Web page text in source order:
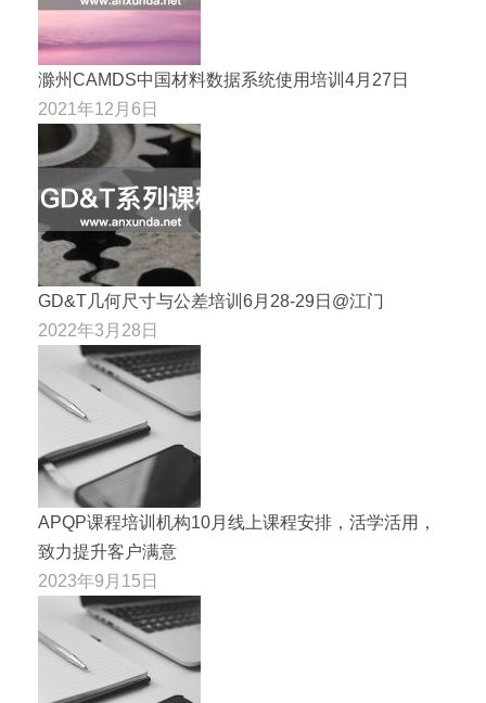
滁州CAMDS中国材料数据系统使用培训4月27日
2021年12月6日
GD&T几何尺寸与公差培训6月28-29日@江门
2022年3月28日
APQP课程培训机构10月线上课程安排，活学活用，
致力提升客户满意
2023年9月15日